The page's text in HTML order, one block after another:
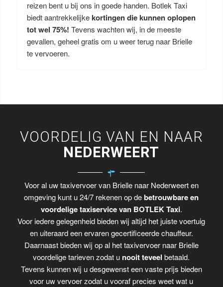
reizen bent u bij ons in goede handen. Botlek Taxi
biedt aantrekkelijkekortingen die kunnen oplopen
tot wel 75%! Tevens wachten wij, in de meeste
gevallen, geheel gratis om u weer terug naar Brielle
te vervoeren.
VOORDELIG VAN EN NAAR
NEDERWEERT
Voor al uw taxivervoer van Brielle naar Nederweert en
omgeving kunt u 24/7 rekenen op debetrouwbare en
voordelige taxiservice van BOTLEK Taxi.
Voor iedere gelegenheid bieden wij altijd het juiste voertuig
en uiteraard een ervaren gecertificeerde chauffeur.
Daarnaast bieden wij op al het taxivervoer naar Brielle
voordelige tarieven zodat u nooit teveel betaald.
Tevens kunnen wij u desgewenst een vaste prijs bieden
voor uw vervoer zodat u vooraf precies weet wat u